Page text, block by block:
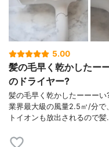
5.00
髪の毛早く乾かしたー
のドライヤー?
髪の毛早く乾かしたーーー
業界最大級の風量2.5㎥/分で
トイオンも放出されるので